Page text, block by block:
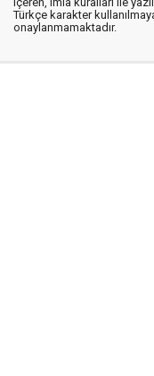
Türkçe karakter
onaylanmamaktadır.